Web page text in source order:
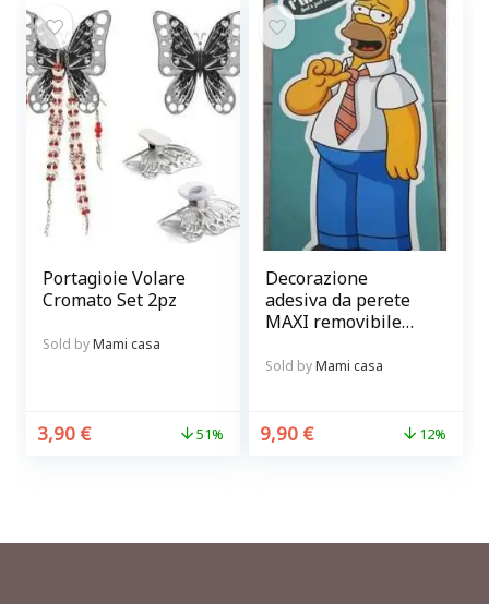
Portagioie Volare
Cromato Set 2pz
Sold byMami casa
3,90 € 51%
Decorazione
adesiva da perete
MAXI removibile
cameretta bambino
Sold byMami casa
9,90 € 12%